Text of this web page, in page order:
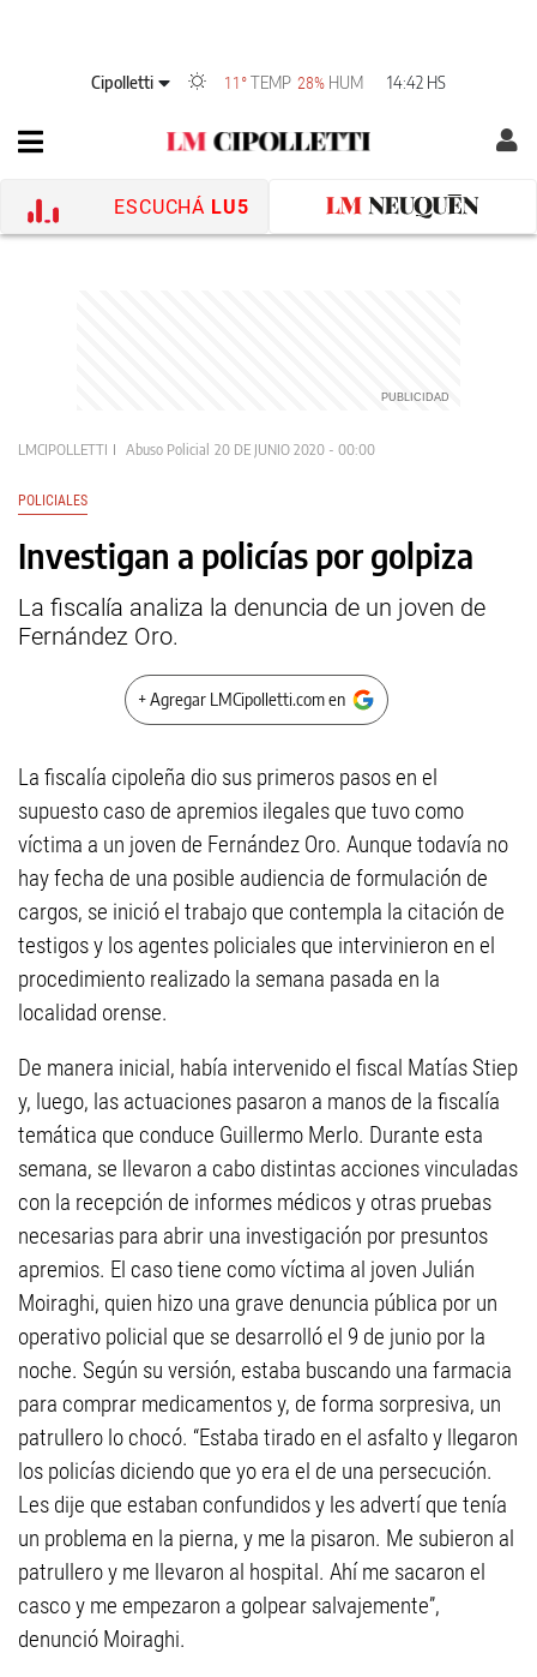
Cipolletti 11°TEMP 28% HUM 14:42 HS
ESCUCHÁ LU5
LMCIPOLLETTI Abuso Policial 20 DE JUNIO 2020 - 00:00
POLICIALES
Investigan a policías por golpiza
La fiscalía analiza la denuncia de un joven de
Fernández Oro.
+ Agregar LMCipolletti.com en
La fiscalía cipoleña dio sus primeros pasos en el
supuesto caso de apremios ilegales que tuvo como
víctima a un joven de Fernández Oro. Aunque todavía no
hay fecha de una posible audiencia de formulación de
cargos, se inició el trabajo que contempla la citación de
testigos y los agentes policiales que intervinieron en el
procedimiento realizado la semana pasada en la
localidad orense.
De manera inicial, había intervenido el fiscal Matías Stiep
y, luego, las actuaciones pasaron a manos de la fiscalía
temática que conduce Guillermo Merlo. Durante esta
semana, se llevaron a cabo distintas acciones vinculadas
con la recepción de informes médicos y otras pruebas
necesarias para abrir una investigación por presuntos
apremios. El caso tiene como víctima al joven Julián
Moiraghi, quien hizo una grave denuncia pública por un
operativo policial que se desarrolló el 9 de junio por la
noche. Según su versión, estaba buscando una farmacia
para comprar medicamentos y, de forma sorpresiva, un
patrullero lo chocó. “Estaba tirado en el asfalto y llegaron
los policías diciendo que yo era el de una persecución.
Les dije que estaban confundidos y les advertí que tenía
un problema en la pierna, y me la pisaron. Me subieron al
patrullero y me llevaron al hospital. Ahí me sacaron el
casco y me empezaron a golpear salvajemente”,
denunció Moiraghi.